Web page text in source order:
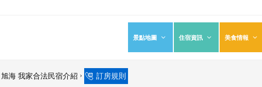
景點地圖 住宿資訊 美食情報
旭海 我家合法民宿介紹 › 訂房規則